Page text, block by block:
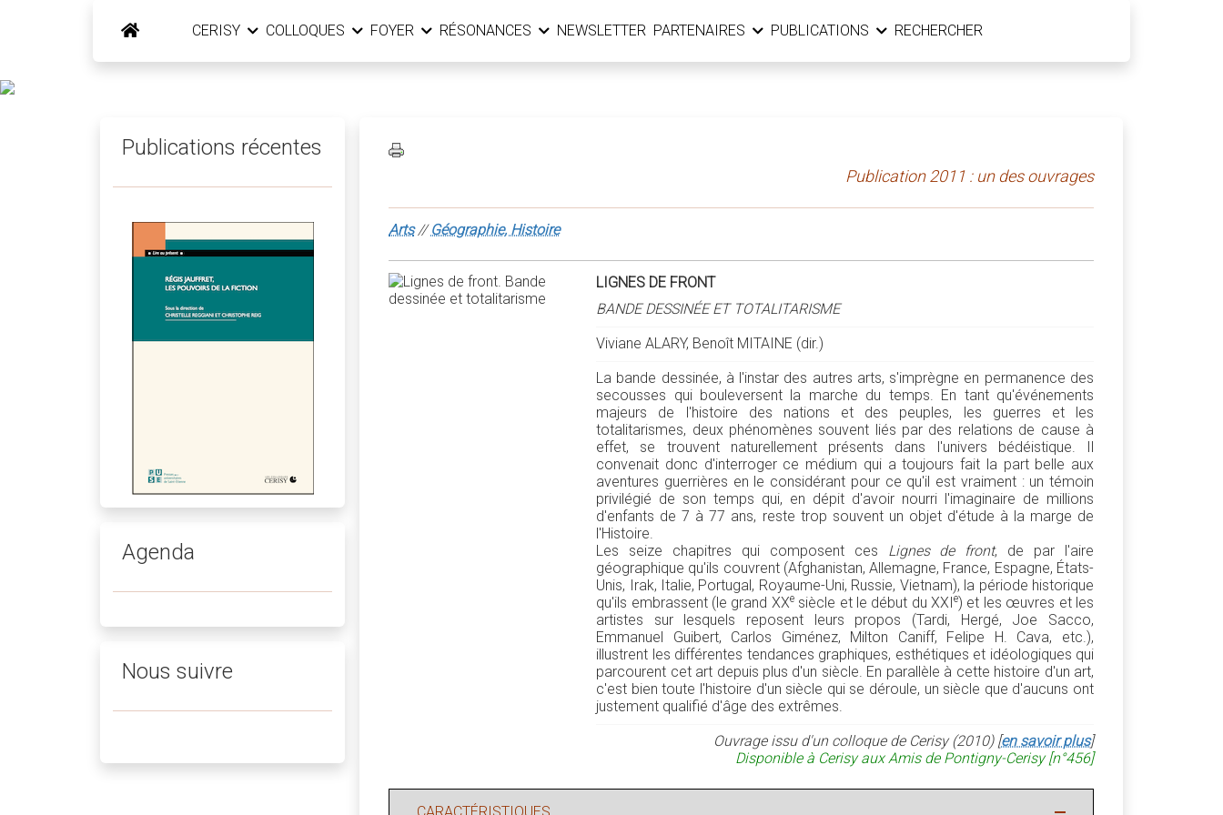
CERISY COLLOQUES FOYER RÉSONANCES NEWSLETTER PARTENAIRES PUBLICATIONS RECHERCHER
Publication 2011 : un des ouvrages
Arts//Géographie, Histoire
LIGNES DE FRONT
BANDE DESSINÉE ET TOTALITARISME
Viviane ALARY, Benoît MITAINE (dir.)
La bande dessinée, à l'instar des autres arts, s'imprègne en permanence des
secousses qui bouleversent la marche du temps. En tant qu'événements
majeurs de l'histoire des nations et des peuples, les guerres et les
totalitarismes, deux phénomènes souvent liés par des relations de cause à
effet, se trouvent naturellement présents dans l'univers bédéistique. Il
convenait donc d'interroger ce médium qui a toujours fait la part belle aux
aventures guerrières en le considérant pour ce qu'il est vraiment : un témoin
privilégié de son temps qui, en dépit d'avoir nourri l'imaginaire de millions
d'enfants de 7 à 77 ans, reste trop souvent un objet d'étude à la marge de
l'Histoire.
Les seize chapitres qui composent ces Lignes de front, de par l'aire
géographique qu'ils couvrent (Afghanistan, Allemagne, France, Espagne, États-
Unis, Irak, Italie, Portugal, Royaume-Uni, Russie, Vietnam), la période historique
qu'ils embrassent (le grand XXesiècle et le début du XXIe) et les œuvres et les
artistes sur lesquels reposent leurs propos (Tardi, Hergé, Joe Sacco,
Emmanuel Guibert, Carlos Giménez, Milton Caniff, Felipe H. Cava, etc.),
illustrent les différentes tendances graphiques, esthétiques et idéologiques qui
parcourent cet art depuis plus d'un siècle. En parallèle à cette histoire d'un art,
c'est bien toute l'histoire d'un siècle qui se déroule, un siècle que d'aucuns ont
justement qualifié d'âge des extrêmes.
Ouvrage issu d'un colloque de Cerisy (2010) [en savoir plus]
Disponible à Cerisy aux Amis de Pontigny-Cerisy [n°456]
Publications récentes
Agenda
Nous suivre